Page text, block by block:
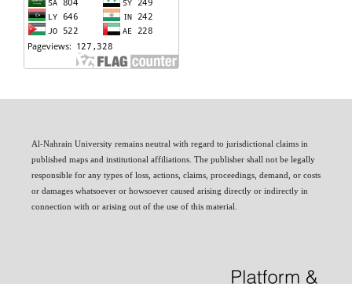
Al-Nahrain University remains neutral with regard to jurisdictional claims in
published maps and institutional affiliations. The publisher shall not be legally
responsible for any types of loss, actions, claims, proceedings, demand, or costs
or damages whatsoever or howsoever caused arising directly or indirectly in
connection with or arising out of the use of this material.